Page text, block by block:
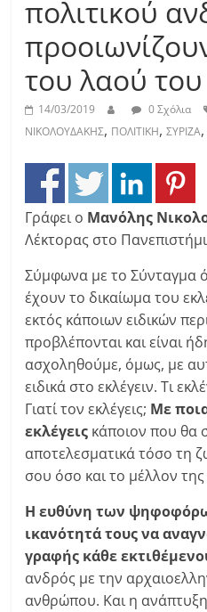
πολιτικού
του λαού του
14/03/2019 0 Σχόλια
ΝΙΚΟΛΟΥΔΑΚΗΣ, ΠΟΛΙΤΙΚΗ,ΣΥΡΙΖΑ
Γράφει ο Μανόλης
Λέκτορας στο
Σύμφωνα με το Σύνταγμα
έχουν το δικαίωμα του
εκτός κάποιων ειδικών
προβλέπονται και είναι
ασχοληθούμε, όμως, με
ειδικά στο εκλέγειν. Τι
Γιατί τον εκλέγεις; Με
εκλέγεις κάποιον που θα
αποτελεσματικά τόσο τη
σου όσο και το μέλλον της
Η ευθύνη των
ικανότητά τους να
γραφής κάθε
ανδρός με την
ανθρώπου. Και η